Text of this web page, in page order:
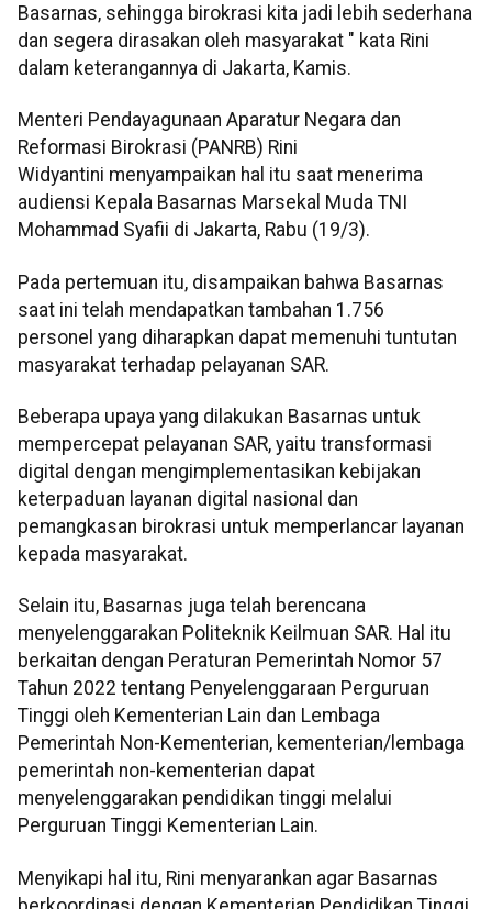
Basarnas, sehingga birokrasi kita jadi lebih sederhana
dan segera dirasakan oleh masyarakat " kata Rini
dalam keterangannya di Jakarta, Kamis.
Menteri Pendayagunaan Aparatur Negara dan
Reformasi Birokrasi (PANRB) Rini
Widyantini menyampaikan hal itu saat menerima
audiensi Kepala Basarnas Marsekal Muda TNI
Mohammad Syafii di Jakarta, Rabu (19/3).
Pada pertemuan itu, disampaikan bahwa Basarnas
saat ini telah mendapatkan tambahan 1.756
personel yang diharapkan dapat memenuhi tuntutan
masyarakat terhadap pelayanan SAR.
Beberapa upaya yang dilakukan Basarnas untuk
mempercepat pelayanan SAR, yaitu transformasi
digital dengan mengimplementasikan kebijakan
keterpaduan layanan digital nasional dan
pemangkasan birokrasi untuk memperlancar layanan
kepada masyarakat.
Selain itu, Basarnas juga telah berencana
menyelenggarakan Politeknik Keilmuan SAR. Hal itu
berkaitan dengan Peraturan Pemerintah Nomor 57
Tahun 2022 tentang Penyelenggaraan Perguruan
Tinggi oleh Kementerian Lain dan Lembaga
Pemerintah Non-Kementerian, kementerian/lembaga
pemerintah non-kementerian dapat
menyelenggarakan pendidikan tinggi melalui
Perguruan Tinggi Kementerian Lain.
Menyikapi hal itu, Rini menyarankan agar Basarnas